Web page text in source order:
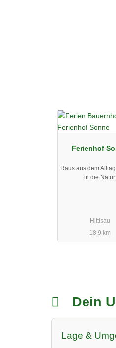
Ferienhof
Raus aus dem
in die Natur.
Hittisau
18.9 km
Dein
Lage &